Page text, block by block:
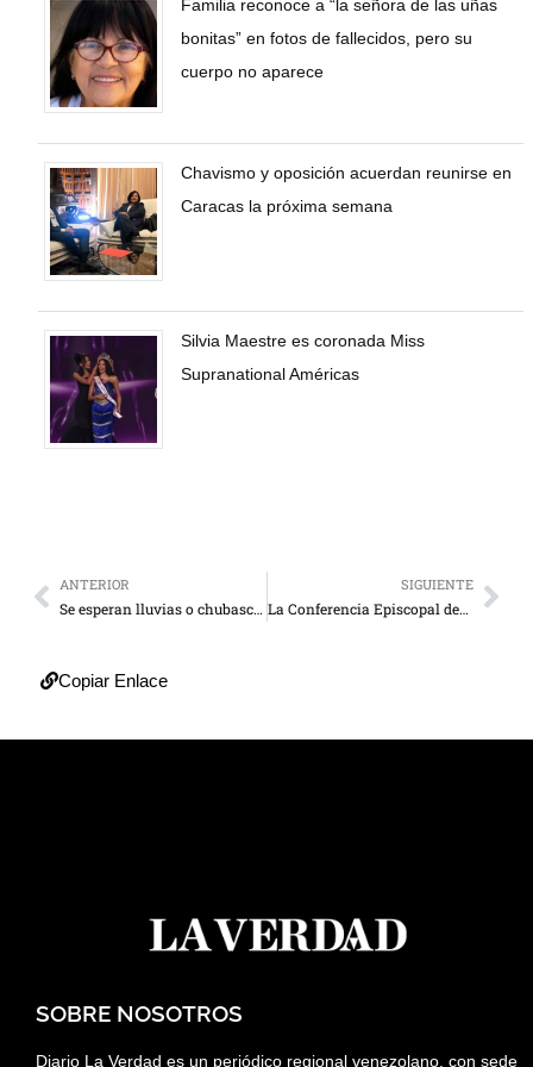
Familia reconoce a “la señora de las uñas
bonitas” en fotos de fallecidos, pero su
cuerpo no aparece
Chavismo y oposición acuerdan reunirse en
Caracas la próxima semana
Silvia Maestre es coronada Miss
Supranational Américas
ANTERIOR
Se esperan lluvias o chubascos durante el día en el Zulia
SIGUIENTE
La Conferencia Episcopal desmiente la canonización de José Gregorio Hernández
Copiar Enlace
SOBRE NOSOTROS
Diario La Verdad es un periódico regional venezolano, con sede